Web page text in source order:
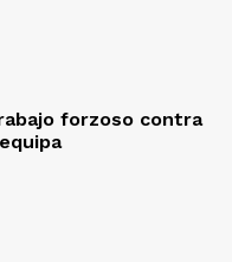
forzoso contra